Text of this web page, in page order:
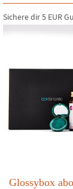
Sichere dir 5 EUR
Glossybox